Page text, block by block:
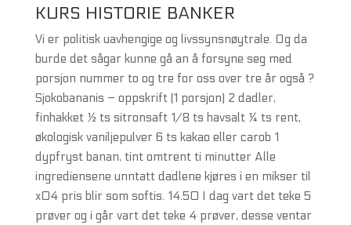
KURS HISTORIE BANKER
Vi er politisk uavhengige og livssynsnøytrale. Og da
burde det sågar kunne gå an å forsyne seg med
porsjon nummer to og tre for oss over tre år også ?
Sjokobananis – oppskrift (1 porsjon) 2 dadler,
finhakket ½ ts sitronsaft 1/8 ts havsalt ¼ ts rent,
økologisk vaniljepulver 6 ts kakao eller carob 1
dypfryst banan, tint omtrent ti minutter Alle
ingrediensene unntatt dadlene kjøres i en mikser til
x04 pris blir som softis. 14.50 I dag vart det teke 5
prøver og i går vart det teke 4 prøver, desse ventar